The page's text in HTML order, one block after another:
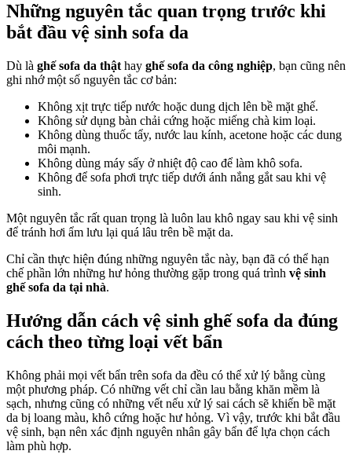
Những nguyên tắc quan trọng trước khi
bắt đầu vệ sinh sofa da
Dù là ghế sofa da thật hay ghế sofa da công nghiệp, bạn cũng nên
ghi nhớ một số nguyên tắc cơ bản:
Không xịt trực tiếp nước hoặc dung dịch lên bề mặt ghế.
Không sử dụng bàn chải cứng hoặc miếng chà kim loại.
Không dùng thuốc tẩy, nước lau kính, acetone hoặc các dung
môi mạnh.
Không dùng máy sấy ở nhiệt độ cao để làm khô sofa.
Không để sofa phơi trực tiếp dưới ánh nắng gắt sau khi vệ
sinh.
Một nguyên tắc rất quan trọng là luôn lau khô ngay sau khi vệ sinh
để tránh hơi ẩm lưu lại quá lâu trên bề mặt da.
Chỉ cần thực hiện đúng những nguyên tắc này, bạn đã có thể hạn
chế phần lớn những hư hỏng thường gặp trong quá trình vệ sinh
ghế sofa da tại nhà.
Hướng dẫn cách vệ sinh ghế sofa da đúng
cách theo từng loại vết bẩn
Không phải mọi vết bẩn trên sofa da đều có thể xử lý bằng cùng
một phương pháp. Có những vết chỉ cần lau bằng khăn mềm là
sạch, nhưng cũng có những vết nếu xử lý sai cách sẽ khiến bề mặt
da bị loang màu, khô cứng hoặc hư hỏng. Vì vậy, trước khi bắt đầu
vệ sinh, bạn nên xác định nguyên nhân gây bẩn để lựa chọn cách
làm phù hợp.